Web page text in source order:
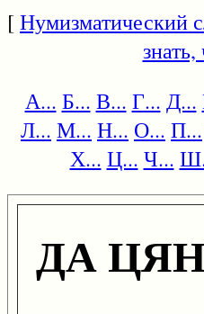
[Нумизматический
знать,
А... Б... В... Г... Д...
Л... М... Н... О... П...
Х... Ц... Ч...
ДА